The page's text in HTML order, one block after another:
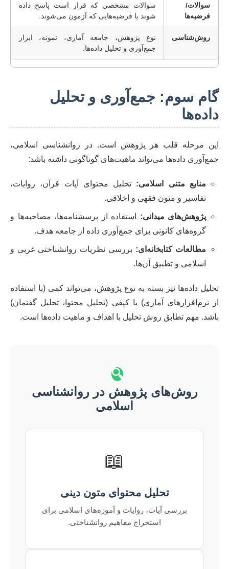
سوالات/
فرضیه‌ها
سوالات مشخصی که قرار است پاسخ داده
شوند یا فرضیه‌هایی که آزمون می‌شوند.
روش‌شناسی
نوع پژوهش، جامعه آماری، نمونه، ابزار
جمع‌آوری و تحلیل داده‌ها.
گام سوم: جمع‌آوری و تحلیل
داده‌ها
این مرحله قلب هر پژوهش است. در روانشناسی اسلامی،
جمع‌آوری داده‌ها می‌تواند ماهیت‌های گوناگونی داشته باشد:
منابع متنی اسلامی: تحلیل محتوای آیات قرآن، روایات،
تفاسیر و متون فقهی و اخلاقی.
پژوهش‌های میدانی: استفاده از پرسشنامه‌ها، مصاحبه‌ها و
گروه‌های کانونی برای جمع‌آوری داده از جامعه هدف.
مطالعات کتابخانه‌ای: بررسی نظریات روانشناختی غربی و
اسلامی و تطبیق آن‌ها.
تحلیل داده‌ها نیز بسته به نوع پژوهش، می‌تواند کمی (با استفاده
از نرم‌افزارهای آماری) یا کیفی (تحلیل محتوا، تحلیل گفتمان)
باشد. مهم تطابق روش تحلیل با اهداف و ماهیت داده‌ها است.
🔍
روش‌های پژوهش در روانشناسی
اسلامی
📖
تحلیل محتوای متون دینی
بررسی آیات، روایات و آموزه‌های اسلامی برای
استخراج مفاهیم روانشناختی.